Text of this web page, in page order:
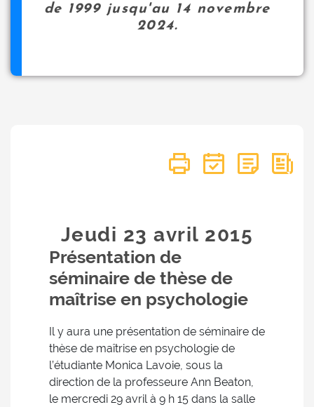
de 1999 jusqu'au 14 novembre
2024.
Jeudi 23avril 2015
Présentation de
séminaire de thèse de
maîtrise en psychologie
Il y aura une présentation de séminaire de
thèse de maîtrise en psychologie de
l’étudiante Monica Lavoie, sous la
direction de la professeure Ann Beaton,
le mercredi 29 avril à 9 h 15 dans la salle